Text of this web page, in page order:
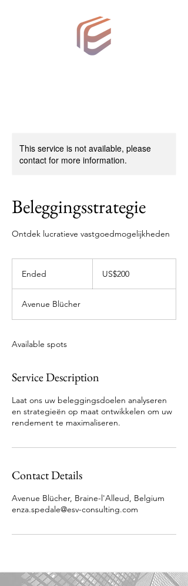
This service is not available, please
contact for more information.
Beleggingsstrategie
Ontdek lucratieve vastgoedmogelijkheden
Ended
e
d
dollarsUS$200
Avenue Blücher
Available spots
Service Description
Laat ons uw beleggingsdoelen analyseren
en strategieën op maat ontwikkelen om uw
rendement te maximaliseren.
Contact Details
Avenue Blücher, Braine-l'Alleud, Belgium
enza.spedale@esv-consulting.com